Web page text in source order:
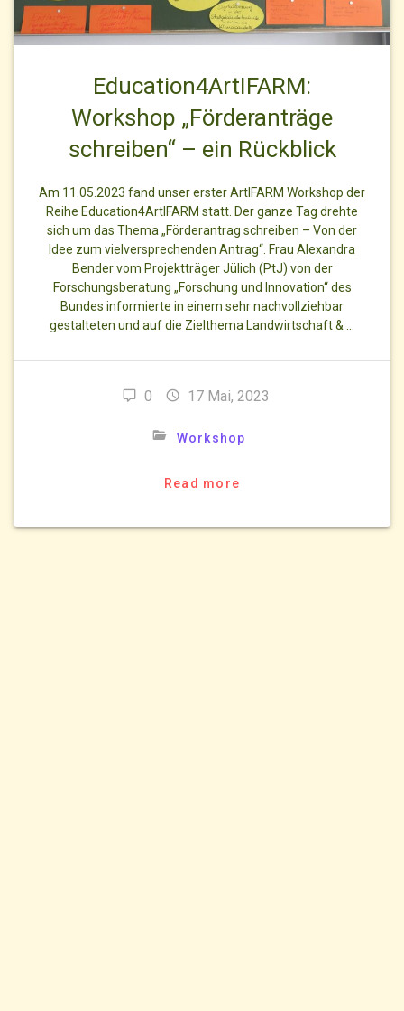
Education4ArtIFARM:
Workshop „Förderanträge
schreiben“ – ein Rückblick
Am 11.05.2023 fand unser erster ArtIFARM Workshop der
Reihe Education4ArtIFARM statt. Der ganze Tag drehte
sich um das Thema „Förderantrag schreiben – Von der
Idee zum vielversprechenden Antrag“. Frau Alexandra
Bender vom Projektträger Jülich (PtJ) von der
Forschungsberatung „Forschung und Innovation“ des
Bundes informierte in einem sehr nachvollziehbar
gestalteten und auf die Zielthema Landwirtschaft & …
0 17 Mai, 2023
Workshop
Read more